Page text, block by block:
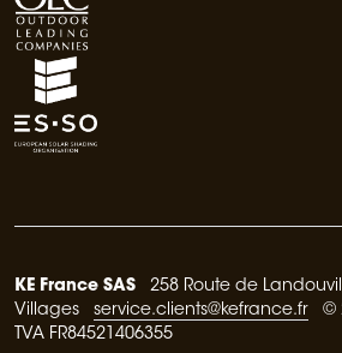
KE France SAS 258 Route de
Villages service.clients@kefrance.fr ©
TVA FR84521406355